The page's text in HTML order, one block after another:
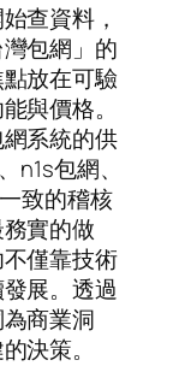
查資料，
包網」的
放在可驗
與價格。
系統的供
n1s包網、
致的稽核
實的做
僅靠技術
展。透過
商業洞
決策。